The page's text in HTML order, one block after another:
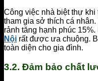
Công việc nhà biệt thự
tham gia sở thích cá
rảnh tăng hạnh phúc
Nội rất được ưa chuộng.
toàn diện cho gia đình.
3.2. Đảm bảo chất